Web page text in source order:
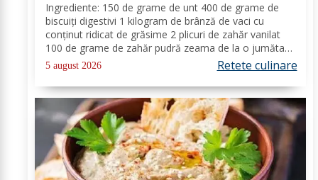
Ingrediente: 150 de grame de unt 400 de grame de
biscuiți digestivi 1 kilogram de brânză de vaci cu
conținut ridicat de grăsime 2 plicuri de zahăr vanilat
100 de grame de zahăr pudră zeama de la o jumătate
de lămâie 600 de mililitri de smântână pentru frișcă 4
foi de gelatină hidratate în apă rece...
5 august 2026 Retete culinare